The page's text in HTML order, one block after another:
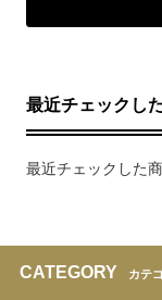
最近チェックし
最近チェックした
CATEGORY カテ